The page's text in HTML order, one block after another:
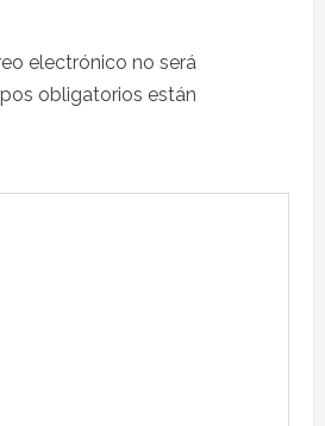
electrónico no será
obligatorios están